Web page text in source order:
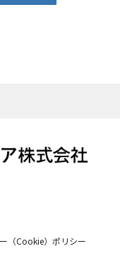
（Cookie）ポリシー